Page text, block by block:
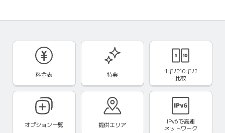
料金表 特典
1ギガ10ギガ
比較
オプション一覧 提供エリア IPv6で高速
ネットワーク